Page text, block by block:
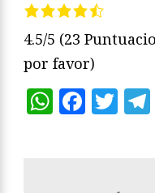
4.5/5 (23
por favor)